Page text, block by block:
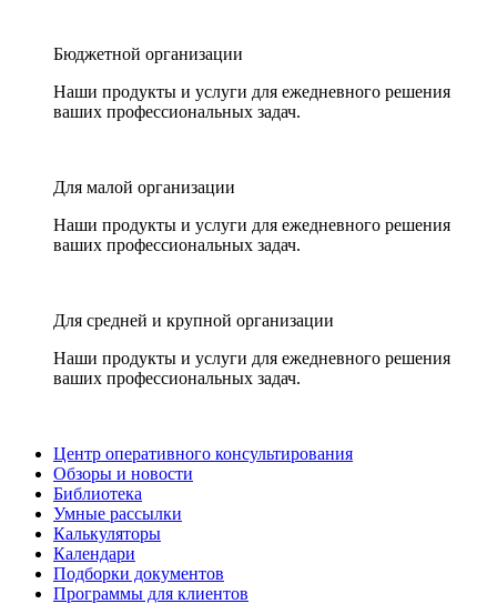
Бюджетной организации
Наши продукты и услуги для ежедневного решения
ваших профессиональных задач.
Для малой организации
Наши продукты и услуги для ежедневного решения
ваших профессиональных задач.
Для средней и крупной организации
Наши продукты и услуги для ежедневного решения
ваших профессиональных задач.
Центр оперативного консультирования
Обзоры и новости
Библиотека
Умные рассылки
Калькуляторы
Календари
Подборки документов
Программы для клиентов